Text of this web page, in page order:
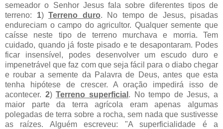
semeador o Senhor Jesus fala sobre diferentes tipos de
terreno: 1) Terreno duro. No tempo de Jesus, pisadas
endureciam o campo do agricultor. Qualquer semente que
caísse neste tipo de terreno murchava e morria. Tem
cuidado, quando já foste pisado e te desapontaram. Podes
ficar insensível, podes desenvolver um escudo duro e
impenetrável que faz com que seja fácil para o diabo chegar
e roubar a semente da Palavra de Deus, antes que esta
tenha hipótese de crescer. A oração impedirá isso de
acontecer. 2)Terreno superficial . No tempo de Jesus, a
maior parte da terra agrícola eram apenas algumas
polegadas de terra sobre a rocha, sem nada que sustivesse
as raízes. Alguém escreveu: "A superficialidade é a